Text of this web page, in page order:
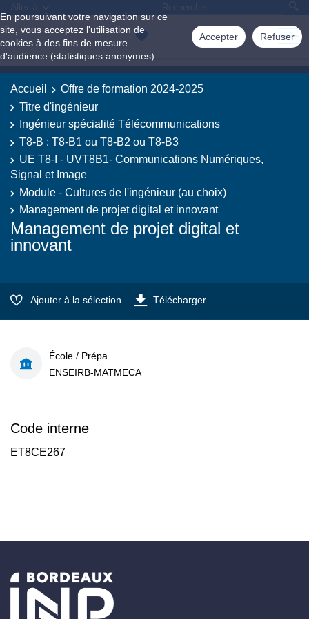
En poursuivant votre navigation sur ce
site, vous acceptez l'utilisation de
cookies à des fins de mesure
d'audience (statistiques anonymes).
Accepter Refuser
Aller à
Accueil
Offre de formation 2024-2025
Titre d'ingénieur
Ingénieur spécialité Télécommunications
T8-B : T8-B1 ou T8-B2 ou T8-B3
UE T8-I - UVT8B1- Communications Numériques,
Signal et Image
Module - Cultures de l'ingénieur (au choix)
Management de projet digital et innovant
Management de projet digital et
innovant
Ajouter à la sélection Télécharger
École / Prépa
ENSEIRB-MATMECA
Code interne
ET8CE267